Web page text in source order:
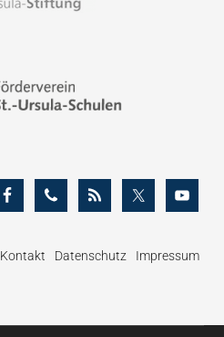
Kontakt Datenschutz Impressum